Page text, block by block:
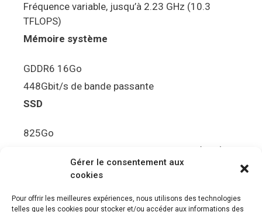
Gérer le consentement aux
cookies
Pour offrir les meilleures expériences, nous utilisons des technologies
telles que les cookies pour stocker et/ou accéder aux informations des
Fréquence variable, jusqu’à 2.23 GHz (10.3
TFLOPS)
Mémoire système
GDDR6 16Go
448Gbit/s de bande passante
SSD
825Go
5.5Gbit/s de bande passante en lecture (Brut)
Disque de jeu PS5
Ultra HD Blu-ray™, jusqu’à 100Go/disque